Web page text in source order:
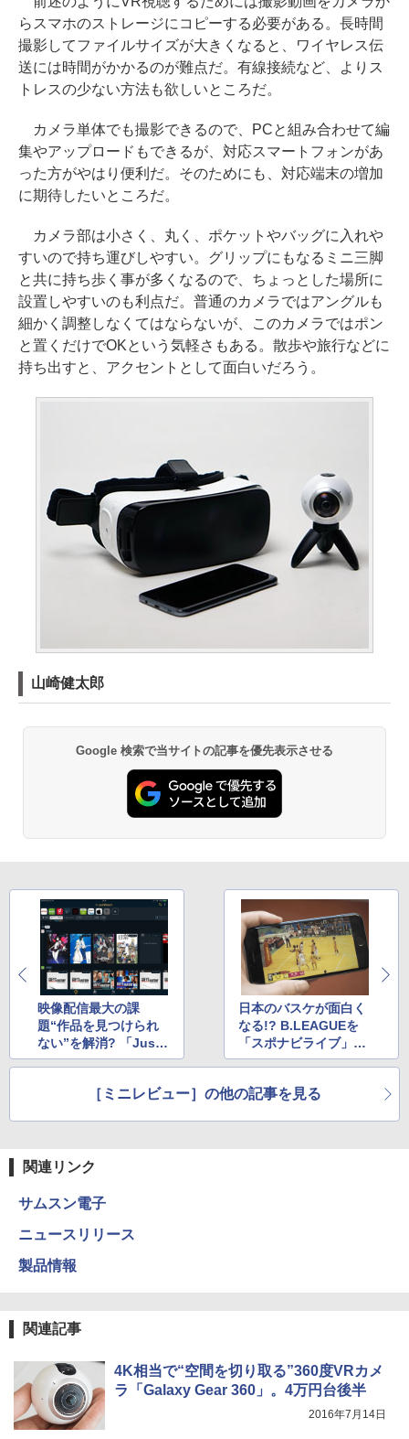
らスマホのストレージにコピーする必要がある。長時間
撮影してファイルサイズが大きくなると、ワイヤレス伝
送には時間がかかるのが難点だ。有線接続など、よりス
トレスの少ない方法も欲しいところだ。
カメラ単体でも撮影できるので、PCと組み合わせて編
集やアップロードもできるが、対応スマートフォンがあ
った方がやはり便利だ。そのためにも、対応端末の増加
に期待したいところだ。
カメラ部は小さく、丸く、ポケットやバッグに入れや
すいので持ち運びしやすい。グリップにもなるミニ三脚
と共に持ち歩く事が多くなるので、ちょっとした場所に
設置しやすいのも利点だ。普通のカメラではアングルも
細かく調整しなくてはならないが、このカメラではポン
と置くだけでOKという気軽さもある。散歩や旅行などに
持ち出すと、アクセントとして面白いだろう。
山崎健太郎
Google 検索で当サイトの記事を優先表示させる
映像配信最大の課
題“作品を見つけられ
ない”を解消? 「Just
Watch」を試す
日本のバスケが面白く
なる!? B.LEAGUEを
「スポナビライブ」で
丸ごと楽しむ
［ミニレビュー］の他の記事を見る
関連リンク
サムスン電子
ニュースリリース
製品情報
関連記事
4K相当で“空間を切り取る”360度VRカメ
ラ「Galaxy Gear 360」。4万円台後半
2016年7月14日